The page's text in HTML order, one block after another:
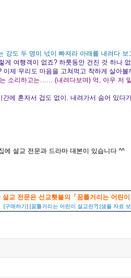
강도 두 명이 넋이 빠져라 아래를 내려다 보
게 여행객이 없죠? 하룻동안 건진 것 하나
이제 우리도 마음을 고쳐먹고 착하게 살아볼
소리하고는…… (내려다보며) 억, 아우 저
간에 혼자서 겁도 없이. 내려가서 숨어 있다
에 설교 전문과 드라마 대본이 있습니다 ^^
교 전문은 선교횃불의「꿈틀거리는 어린
[구매하기] [꿈틀거리는 어린이 설교란?] [샘플 자료